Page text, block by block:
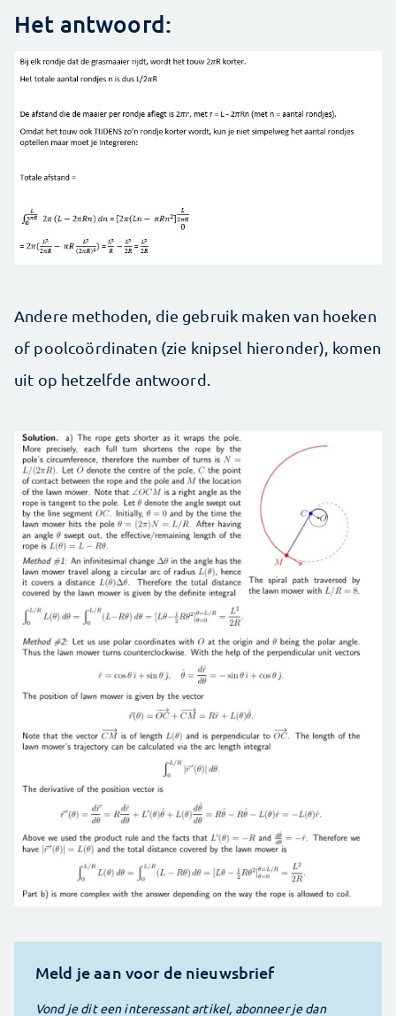
Het antwoord:
Andere methoden, die gebruik maken van hoeken
of poolcoördinaten (zie knipsel hieronder), komen
uit op hetzelfde antwoord.
Meld je aan voor de nieuwsbrief
Vond je dit een interessant artikel, abonneer je dan